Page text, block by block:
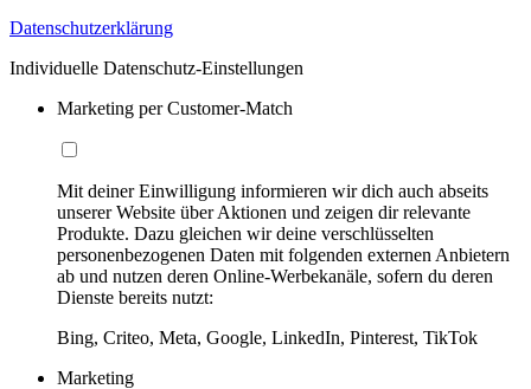
Datenschutzerklärung
Individuelle Datenschutz-Einstellungen
Marketing per Customer-Match
Mit deiner Einwilligung informieren wir dich auch abseits
unserer Website über Aktionen und zeigen dir relevante
Produkte. Dazu gleichen wir deine verschlüsselten
personenbezogenen Daten mit folgenden externen Anbietern
ab und nutzen deren Online-Werbekanäle, sofern du deren
Dienste bereits nutzt:
Bing, Criteo, Meta, Google, LinkedIn, Pinterest, TikTok
Marketing